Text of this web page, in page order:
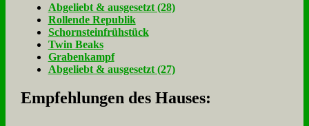
Ab­ge­liebt & aus­ge­setzt (28)
Rol­len­de Re­pu­blik
Schorn­stein­früh­stück
Twin Beaks
Gra­ben­kampf
Ab­ge­liebt & aus­ge­setzt (27)
Empfehlungen des Hauses: